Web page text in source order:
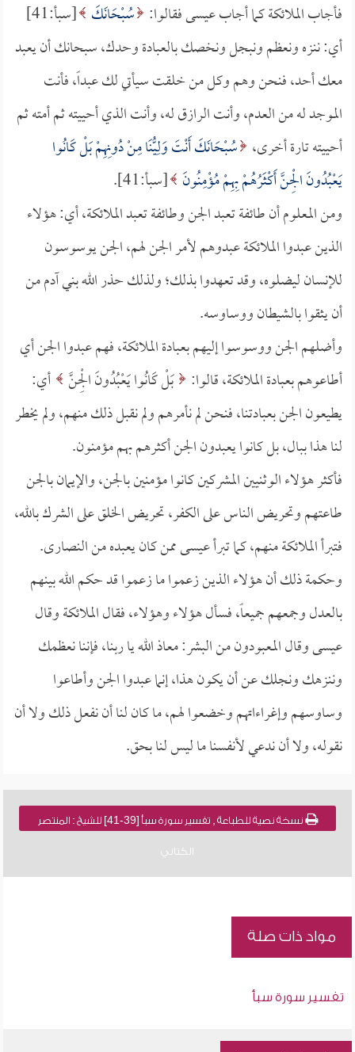
فأجاب الملائكة كما أجاب عيسى فقالوا: سُبْحَانَكَ
[سبأ:41]
أي: ننزه ونعظم ونبجل ونخصك بالعبادة وحدك، سبحانك أن يعبد
معك أحد، فنحن وهم وكل من خلقت سيأتي لك عبداً، فأنت
الموجد له من العدم، وأنت الرازق له، وأنت الذي أحييته ثم أمته ثم
أحييته تارة أخرى، سُبْحَانَكَ أَنْتَ وَلِيُّنَا مِنْ دُونِهِمْ بَلْ كَانُوا
يَعْبُدُونَ الْجِنَّ أَكْثَرُهُمْ بِهِمْ مُؤْمِنُونَ [سبأ:41].
ومن المعلوم أن طائفة تعبد الجن وطائفة تعبد الملائكة، أي: هؤلاء
الذين عبدوا الملائكة عبدوهم لأمر الجن لهم، الجن يوسوسون
للإنسان ليضلوه، وقد تعهدوا بذلك؛ ولذلك حذر الله بني آدم من
أن يثقوا بالشيطان ووساوسه.
وأضلهم الجن ووسوسوا إليهم بعبادة الملائكة، فهم عبدوا الجن أي
أطاعوهم بعبادة الملائكة، قالوا: بَلْ كَانُوا يَعْبُدُونَ الْجِنَّ أي:
يطيعون الجن بعبادتنا، فنحن لم نأمرهم ولم نقبل ذلك منهم، ولم يخطر
لنا هذا ببال، بل كانوا يعبدون الجن أكثرهم بهم مؤمنون.
فأكثر هؤلاء الوثنيين المشركين كانوا مؤمنين بالجن، والإيمان بالجن
طاعتهم وتحريض الناس على الكفر، تحريض الخلق على الشرك بالله،
فتبرأ الملائكة منهم، كما تبرأ عيسى ممن كان يعبده من النصارى.
وحكمة ذلك أن هؤلاء الذين زعموا ما زعموا قد حكم الله بينهم
بالعدل وجمعهم جميعاً، فسأل هؤلاء وهؤلاء، فقال الملائكة وقال
عيسى وقال المعبودون من البشر: معاذ الله يا ربنا، فإننا نعظمك
وننزهك ونجلك عن أن يكون هذا، إنما عبدوا الجن وأطاعوا
وساوسهم وإغراءاتهم وخضعوا لهم، ما كان لنا أن نفعل ذلك ولا أن
نقوله، ولا أن ندعي لأنفسنا ما ليس لنا بحق.
نسخة نصية للطباعة , تفسير سورة سبأ [39-41] للشيخ : المنتصر
الكتاني
مواد ذات صلة
تفسير سورة سبأ